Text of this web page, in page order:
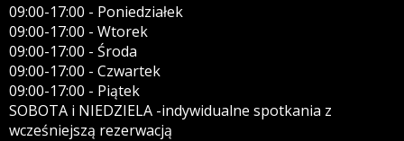
09:00-17:00 - Poniedziałek
09:00-17:00 - Wtorek
09:00-17:00 - Środa
09:00-17:00 - Czwartek
09:00-17:00 - Piątek
SOBOTA i NIEDZIELA -indywidualne spotkania z
wcześniejszą rezerwacją